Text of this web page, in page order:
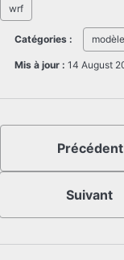
wrf
Catégories :
Mis à jour : 14 August
Précédent
Suivant